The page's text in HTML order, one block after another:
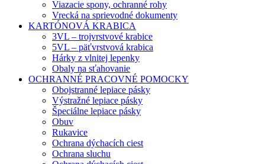
Viazacie spony, ochranné rohy
Vrecká na sprievodné dokumenty
KARTÓNOVÁ KRABICA
3VL – trojvrstvové krabice
5VL – päťvrstvová krabica
Hárky z vlnitej lepenky
Obaly na sťahovanie
OCHRANNÉ PRACOVNÉ POMOCKY
Obojstranné lepiace pásky
Výstražné lepiace pásky
Špeciálne lepiace pásky
Obuv
Rukavice
Ochrana dýchacích ciest
Ochrana sluchu